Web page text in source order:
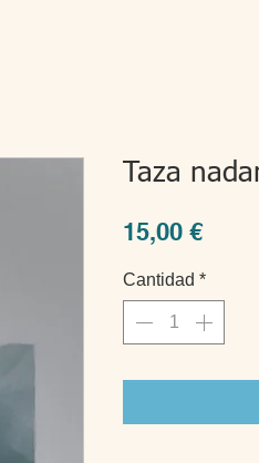
Taza
15,00 €
Cantidad *